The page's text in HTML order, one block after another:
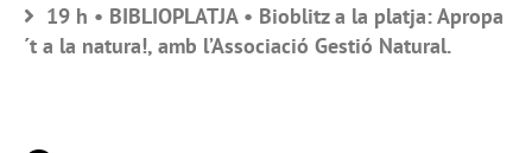
19 h • BIBLIOPLATJA • Bioblitz a la platja: Apropa
´t a la natura!, amb l’Associació Gestió Natural.